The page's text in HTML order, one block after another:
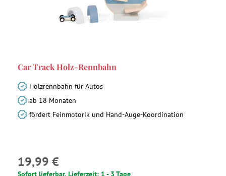
Car Track Holz-Rennbahn
Holzrennbahn für Autos
ab 18 Monaten
fördert Feinmotorik und Hand-Auge-Koordination
19,99 €
Sofort lieferbar, Lieferzeit: 1 - 3 Tage